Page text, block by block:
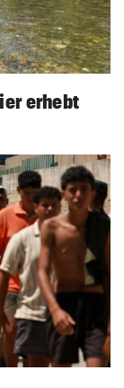
erhebt